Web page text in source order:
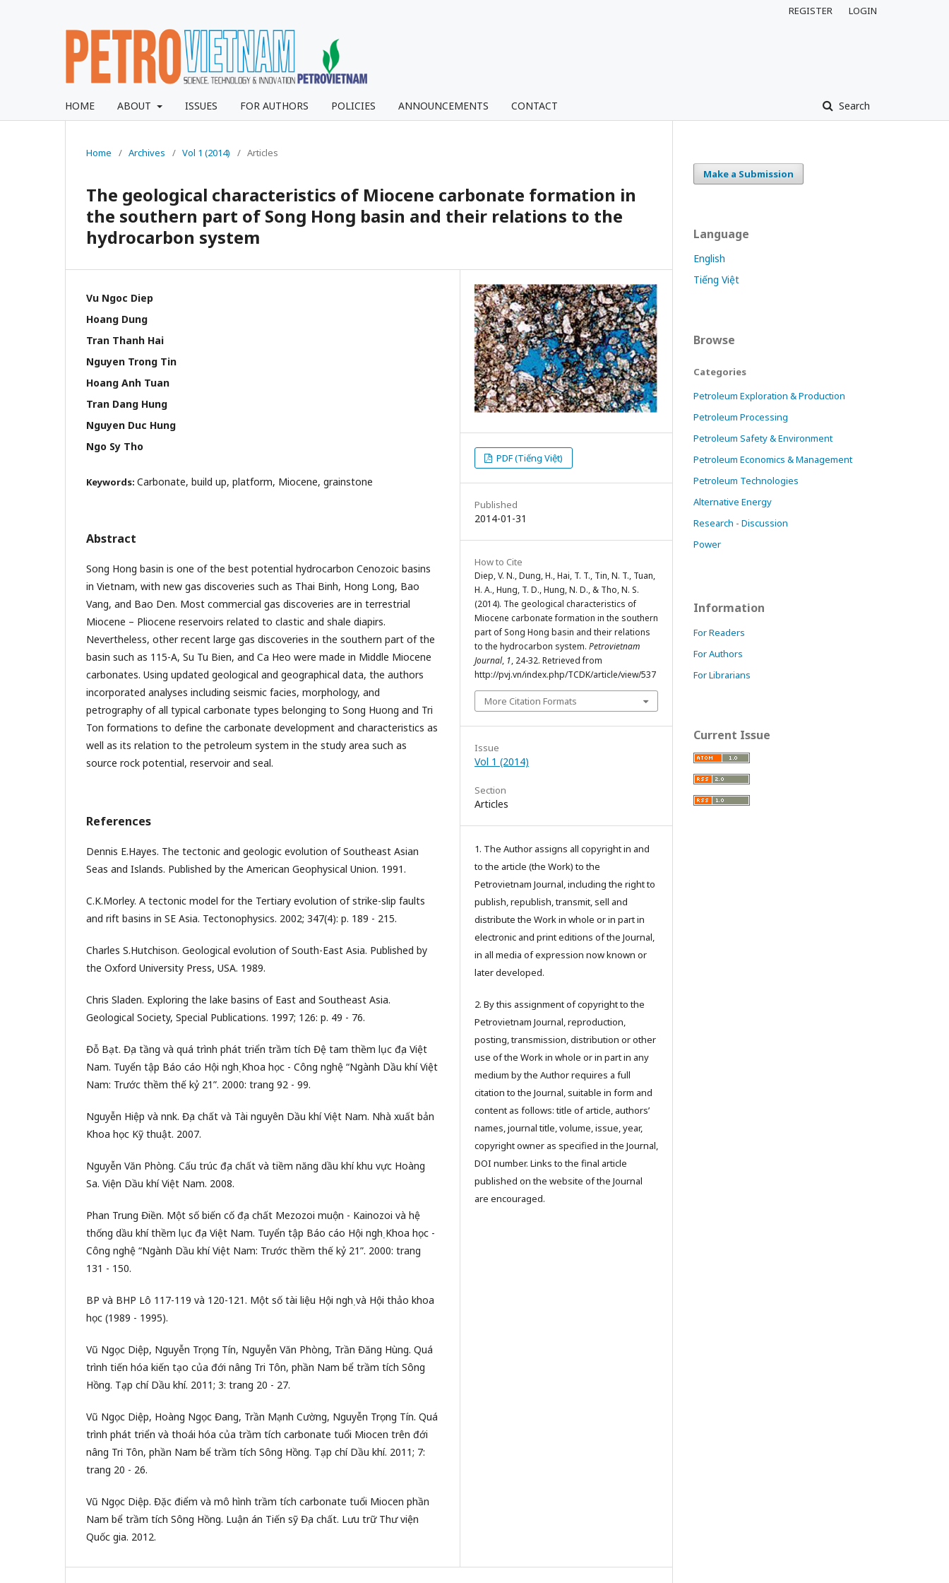
HOME ABOUT ISSUES FOR AUTHORS POLICIES ANNOUNCEMENTS CONTACT Search
REGISTER LOGIN
Home / Archives / Vol 1 (2014) / Articles
The geological characteristics of Miocene carbonate formation in
the southern part of Song Hong basin and their relations to the
hydrocarbon system
Vu Ngoc Diep
Hoang Dung
Tran Thanh Hai
Nguyen Trong Tin
Hoang Anh Tuan
Tran Dang Hung
Nguyen Duc Hung
Ngo Sy Tho
Keywords: Carbonate, build up, platform, Miocene, grainstone
Abstract
Song Hong basin is one of the best potential hydrocarbon Cenozoic basins
in Vietnam, with new gas discoveries such as Thai Binh, Hong Long, Bao
Vang, and Bao Den. Most commercial gas discoveries are in terrestrial
Miocene – Pliocene reservoirs related to clastic and shale diapirs.
Nevertheless, other recent large gas discoveries in the southern part of the
basin such as 115-A, Su Tu Bien, and Ca Heo were made in Middle Miocene
carbonates. Using updated geological and geographical data, the authors
incorporated analyses including seismic facies, morphology, and
petrography of all typical carbonate types belonging to Song Huong and Tri
Ton formations to define the carbonate development and characteristics as
well as its relation to the petroleum system in the study area such as
source rock potential, reservoir and seal.
References
Dennis E.Hayes. The tectonic and geologic evolution of Southeast Asian
Seas and Islands. Published by the American Geophysical Union. 1991.
C.K.Morley. A tectonic model for the Tertiary evolution of strike-slip faults
and rift basins in SE Asia. Tectonophysics. 2002; 347(4): p. 189 - 215.
Charles S.Hutchison. Geological evolution of South-East Asia. Published by
the Oxford University Press, USA. 1989.
Chris Sladen. Exploring the lake basins of East and Southeast Asia.
Geological Society, Special Publications. 1997; 126: p. 49 - 76.
Đỗ Bạt. Địa tầng và quá trình phát triển trầm tích Đệ tam thềm lục địa Việt
Nam. Tuyển tập Báo cáo Hội nghị Khoa học - Công nghệ “Ngành Dầu khí Việt
Nam: Trước thềm thế kỷ 21”. 2000: trang 92 - 99.
Nguyễn Hiệp và nnk. Địa chất và Tài nguyên Dầu khí Việt Nam. Nhà xuất bản
Khoa học Kỹ thuật. 2007.
Nguyễn Văn Phòng. Cấu trúc địa chất và tiềm năng dầu khí khu vực Hoàng
Sa. Viện Dầu khí Việt Nam. 2008.
Phan Trung Điền. Một số biến cố địa chất Mezozoi muộn - Kainozoi và hệ
thống dầu khí thềm lục địa Việt Nam. Tuyển tập Báo cáo Hội nghị Khoa học -
Công nghệ “Ngành Dầu khí Việt Nam: Trước thềm thế kỷ 21”. 2000: trang
131 - 150.
BP và BHP Lô 117-119 và 120-121. Một số tài liệu Hội nghị và Hội thảo khoa
học (1989 - 1995).
Vũ Ngọc Diệp, Nguyễn Trọng Tín, Nguyễn Văn Phòng, Trần Đăng Hùng. Quá
trình tiến hóa kiến tạo của đới nâng Tri Tôn, phần Nam bể trầm tích Sông
Hồng. Tạp chí Dầu khí. 2011; 3: trang 20 - 27.
Vũ Ngọc Diệp, Hoàng Ngọc Đang, Trần Mạnh Cường, Nguyễn Trọng Tín. Quá
trình phát triển và thoái hóa của trầm tích carbonate tuổi Miocen trên đới
nâng Tri Tôn, phần Nam bể trầm tích Sông Hồng. Tạp chí Dầu khí. 2011; 7:
trang 20 - 26.
Vũ Ngọc Diệp. Đặc điểm và mô hình trầm tích carbonate tuổi Miocen phần
Nam bể trầm tích Sông Hồng. Luận án Tiến sỹ Địa chất. Lưu trữ Thư viện
Quốc gia. 2012.
PDF (Tiếng Việt)
Published
2014-01-31
How to Cite
Diep, V. N., Dung, H., Hai, T. T., Tin, N. T., Tuan,
H. A., Hung, T. D., Hung, N. D., & Tho, N. S.
(2014). The geological characteristics of
Miocene carbonate formation in the southern
part of Song Hong basin and their relations
to the hydrocarbon system. Petrovietnam
Journal, 1, 24-32. Retrieved from
http://pvj.vn/index.php/TCDK/article/view/537
More Citation Formats
Issue
Vol 1 (2014)
Section
Articles
1. The Author assigns all copyright in and
to the article (the Work) to the
Petrovietnam Journal, including the right to
publish, republish, transmit, sell and
distribute the Work in whole or in part in
electronic and print editions of the Journal,
in all media of expression now known or
later developed.
2. By this assignment of copyright to the
Petrovietnam Journal, reproduction,
posting, transmission, distribution or other
use of the Work in whole or in part in any
medium by the Author requires a full
citation to the Journal, suitable in form and
content as follows: title of article, authors’
names, journal title, volume, issue, year,
copyright owner as specified in the Journal,
DOI number. Links to the final article
published on the website of the Journal
are encouraged.
Make a Submission
Language
English
Tiếng Việt
Browse
Categories
Petroleum Exploration & Production
Petroleum Processing
Petroleum Safety & Environment
Petroleum Economics & Management
Petroleum Technologies
Alternative Energy
Research - Discussion
Power
Information
For Readers
For Authors
For Librarians
Current Issue